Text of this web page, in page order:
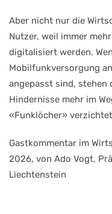
Aber nicht nur die
Nutzer, weil immer
digitalisiert werden.
Mobilfunkversorgung
angepasst sind, stehen
Hindernisse mehr im
«Funklöcher»
Gastkommentar im
2026, von Ado Vogt,
Liechtenstein